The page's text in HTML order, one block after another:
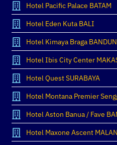
Hotel Pacific Palace BATAM
Hotel Eden Kuta BALI
Hotel Kimaya Braga
Hotel Ibis City Center
Hotel Quest SURABAYA
Hotel Montana Premier
Hotel Aston Banua / Fave
Hotel Maxone Ascent